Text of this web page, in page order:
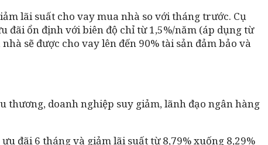
lãi suất cho vay mua nhà so với tháng trước. Cụ
đãi ổn định với biên độ chỉ từ 1,5%/năm (áp dụng từ
sẽ được cho vay lên đến 90% tài sản đảm bảo và
thương, doanh nghiệp suy giảm, lãnh đạo ngân hàng
đãi 6 tháng và giảm lãi suất từ 8,79% xuống 8,29%